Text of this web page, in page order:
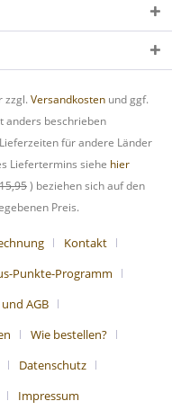
zzgl. Versandkosten und ggf.
anders beschrieben
für andere Länder
Liefertermins siehe hier
15,95) beziehen sich auf den
Preis.
Kontakt
Punkte-Programm
AGB
Wie bestellen?
Datenschutz
Impressum